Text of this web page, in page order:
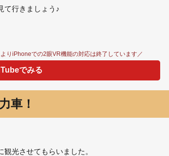
て行きましょう♪
りiPhoneでの2眼VR機能の対応は終了しています／
でみる
車！
光させてもらいました。